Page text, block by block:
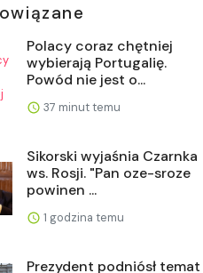
Polacy coraz chętniej
wybierają Portugalię.
Powód nie jest o...
37 minut temu
Sikorski wyjaśnia Czarnka
ws. Rosji. "Pan oze-sroze
powinen ...
1 godzina temu
Prezydent podniósł temat